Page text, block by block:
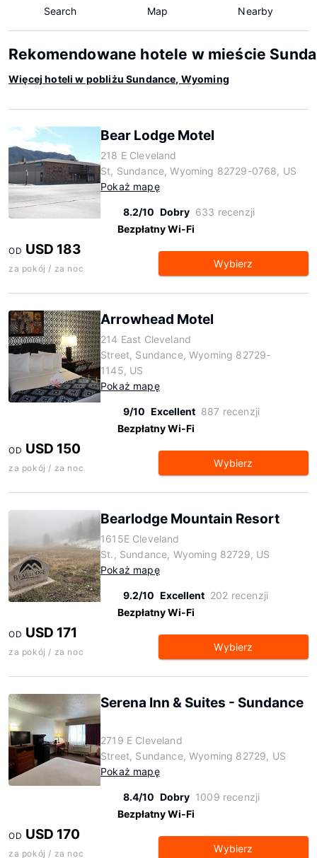
Search Map Nearby
Rekomendowane hotele w mieście
Więcej hoteli w pobliżu Sundance, Wyoming
Bear Lodge Motel
218 E Cleveland
St, Sundance, Wyoming 82729-0768, US
Pokaż mapę
8.2/10 Dobry 633 recenzji
Bezpłatny Wi-Fi
OD USD 183
za pokój / za noc Wybierz
Arrowhead Motel
214 East Cleveland
Street, Sundance, Wyoming 82729-
1145, US
Pokaż mapę
9/10 Excellent 887 recenzji
Bezpłatny Wi-Fi
OD USD 150
za pokój / za noc Wybierz
Bearlodge Mountain Resort
1615E Cleveland
St., Sundance, Wyoming 82729, US
Pokaż mapę
9.2/10 Excellent 202 recenzji
Bezpłatny Wi-Fi
OD USD 171
za pokój / za noc Wybierz
Serena Inn & Suites - Sundance
2719 E Cleveland
Street, Sundance, Wyoming 82729, US
Pokaż mapę
8.4/10 Dobry 1009 recenzji
Bezpłatny Wi-Fi
OD USD 170
za pokój / za noc Wybierz